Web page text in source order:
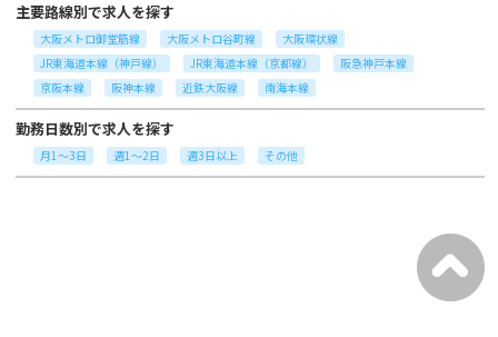
主要路線別で求人を探す
大阪メトロ御堂筋線 大阪メトロ谷町線
大阪環状線
JR東海道本線（神戸線）
JR東海道本線（京都線）
阪急神戸本線
京阪本線
阪神本線 近鉄大阪線 南海本線
勤務日数別で求人を探す
月1～3日 週1～2日 週3日以上 その他